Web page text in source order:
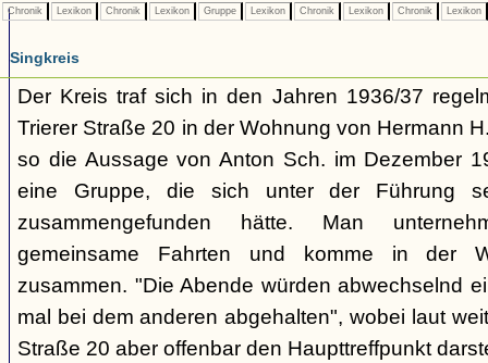
Chronik Lexikon Chronik Lexikon Gruppe Lexikon Chronik Lexikon Chronik Lexikon
Singkreis
Der Kreis traf sich in den Jahren 1936/37
Trierer Straße 20 in der Wohnung von Hermann
so die Aussage von Anton Sch. im Dezember
eine Gruppe, die sich unter der Führung
zusammengefunden hätte. Man
gemeinsame Fahrten und komme in der
zusammen. "Die Abende würden abwechselnd
mal bei dem anderen abgehalten", wobei laut
Straße 20 aber offenbar den Haupttreffpunkt